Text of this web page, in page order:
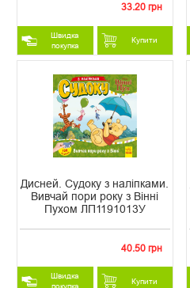
33.20 грн
Швидка
покупка
Купити
Дисней. Судоку з наліпками.
Вивчай пори року з Вінні
Пухом ЛП1191013У
40.50 грн
Швидка
Купити